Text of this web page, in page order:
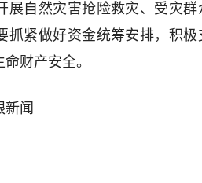
展自然灾害抢险救灾、受灾
抓紧做好资金统筹安排，积
财产安全。
闻